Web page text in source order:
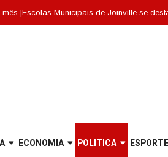
Municipais de Joinville se destacam entre
ECONOMIA POLITICA